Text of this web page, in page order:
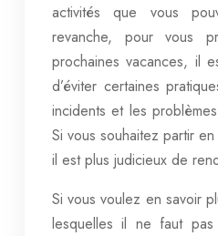
activités que vous
revanche, pour vous
prochaines vacances, il
d’éviter certaines
incidents et les
Si vous souhaitez partir
il est plus judicieux de
Si vous voulez en savoir
lesquelles il ne faut